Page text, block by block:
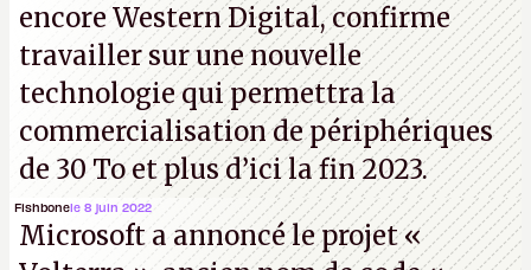
encore Western Digital, confirme
travailler sur une nouvelle
technologie qui permettra la
commercialisation de périphériques
de 30 To et plus d’ici la fin 2023.
Fishbonele 8 juin 2022
Microsoft a annoncé le projet «